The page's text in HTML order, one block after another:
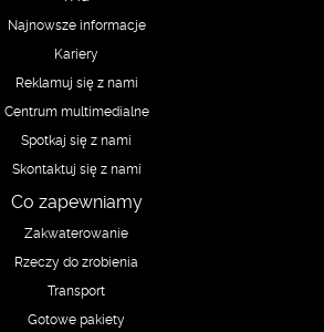
Najnowsze informacje
Kariery
Reklamuj się z nami
Centrum multimedialne
Spotkaj się z nami
Skontaktuj się z nami
Co zapewniamy
Zakwaterowanie
Rzeczy do zrobienia
Transport
Gotowe pakiety